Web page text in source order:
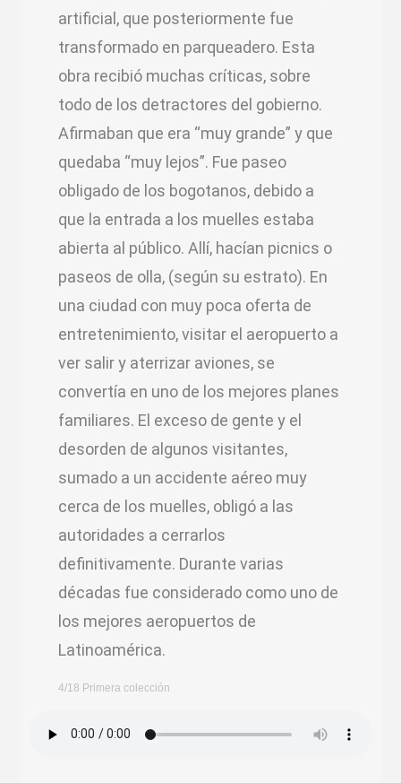
artificial, que posteriormente fue
transformado en parqueadero. Esta
obra recibió muchas críticas, sobre
todo de los detractores del gobierno.
Afirmaban que era “muy grande” y que
quedaba “muy lejos”. Fue paseo
obligado de los bogotanos, debido a
que la entrada a los muelles estaba
abierta al público. Allí, hacían picnics o
paseos de olla, (según su estrato). En
una ciudad con muy poca oferta de
entretenimiento, visitar el aeropuerto a
ver salir y aterrizar aviones, se
convertía en uno de los mejores planes
familiares. El exceso de gente y el
desorden de algunos visitantes,
sumado a un accidente aéreo muy
cerca de los muelles, obligó a las
autoridades a cerrarlos
definitivamente. Durante varias
décadas fue considerado como uno de
los mejores aeropuertos de
Latinoamérica.
4/18 Primera colección